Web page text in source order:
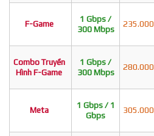
F-Game
1 Gbps /
300 Mbps
235.000
Combo Truyền
Hình F-Game
1 Gbps /
300 Mbps
280.000
Meta
1 Gbps / 1
Gbps
305.000